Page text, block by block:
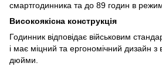
смартгодинника та до 89 годин в
Високоякісна конструкція
Годинник відповідає військовим
і має міцний та ергономічний дизайн
дюйми.